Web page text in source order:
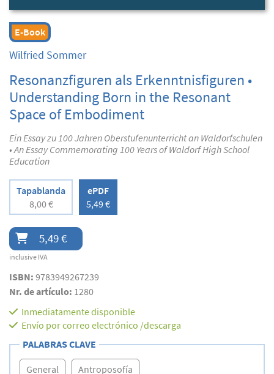
E-Book
Wilfried Sommer
Resonanzfiguren als Erkenntnisfiguren •
Understanding Born in the Resonant
Space of Embodiment
Ein Essay zu 100 Jahren Oberstufenunterricht an Waldorfschulen
• An Essay Commemorating 100 Years of Waldorf High School
Education
Tapablanda
8,00 €
ePDF
5,49 €
5,49 €
inclusive IVA
ISBN: 9783949267239
Nr. de artículo: 1280
Inmediatamente disponible
Envío por correo electrónico /descarga
PALABRAS CLAVE
General Antroposofía